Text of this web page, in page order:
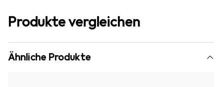
Produkte vergleichen
Ähnliche Produkte